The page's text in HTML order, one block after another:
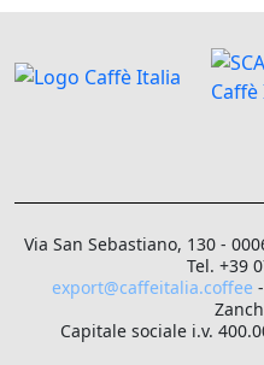
Via San Sebastiano, 130 -
Tel. +39
export@caffeitalia.coffee
Capitale sociale i.v.